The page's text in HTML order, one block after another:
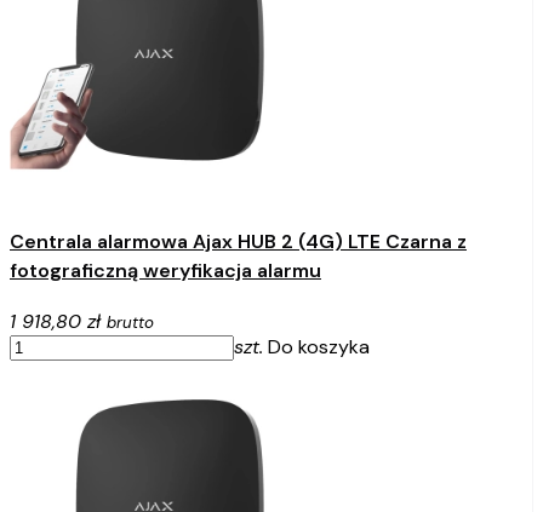
Centrala alarmowa Ajax HUB 2 (4G) LTE Czarna z
fotograficzną weryfikacja alarmu
1 918,80 zł brutto
szt. Do koszyka